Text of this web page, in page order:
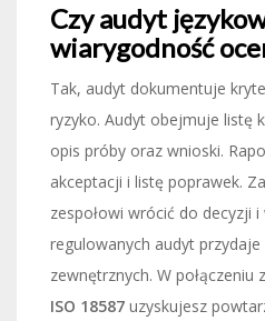
Czy audyt
wiarygodność
Tak, audyt dokumentuje
ryzyko. Audyt obejmuje listę
opis próby oraz wnioski.
akceptacji i listę poprawek.
zespołowi wrócić do decyzji
regulowanych audyt
zewnętrznych. W połączeniu
ISO 18587 uzyskujesz